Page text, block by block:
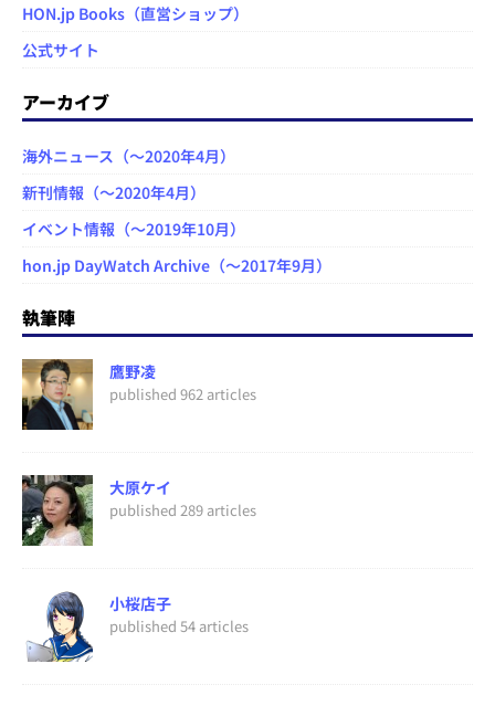
HON.jp Books（直営ショップ）
公式サイト
アーカイブ
海外ニュース（～2020年4月）
新刊情報（～2020年4月）
イベント情報（～2019年10月）
hon.jp DayWatch Archive（～2017年9月）
執筆陣
鷹野凌
published 962 articles
大原ケイ
published 289 articles
小桜店子
published 54 articles